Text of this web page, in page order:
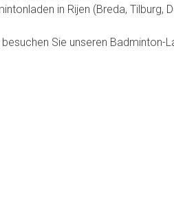
in Rijen (Breda, Tilburg,
Sie unseren Badminton-